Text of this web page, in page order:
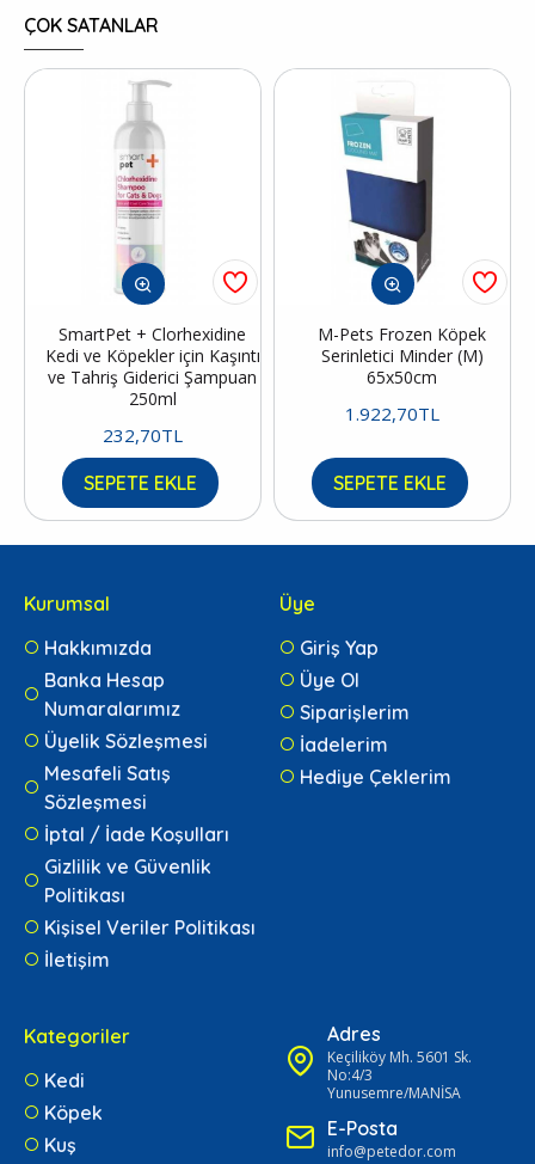
ÇOK SATANLAR
SmartPet + Clorhexidine
Kedi ve Köpekler için Kaşıntı
ve Tahriş Giderici Şampuan
250ml
232,70TL
SEPETE EKLE
M-Pets Frozen Köpek
Serinletici Minder (M)
65x50cm
1.922,70TL
SEPETE EKLE
Kurumsal
Hakkımızda
Banka Hesap
Numaralarımız
Üyelik Sözleşmesi
Mesafeli Satış
Sözleşmesi
İptal / İade Koşulları
Gizlilik ve Güvenlik
Politikası
Kişisel Veriler Politikası
İletişim
Üye
Giriş Yap
Üye Ol
Siparişlerim
İadelerim
Hediye Çeklerim
Kategoriler
Kedi
Köpek
Kuş
Adres
Keçiliköy Mh. 5601 Sk.
No:4/3
Yunusemre/MANİSA
E-Posta
info@petedor.com